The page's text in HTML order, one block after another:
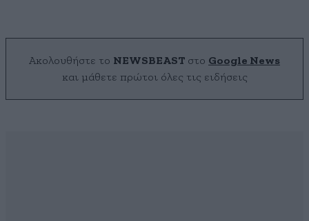
Ακολουθήστε το NEWSBEAST στο Google News
και μάθετε πρώτοι όλες τις ειδήσεις